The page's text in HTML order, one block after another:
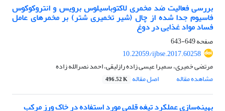
بررسی فعالیت ضد مخمری لاکتوباسیلوس برویس و انتروکوکوس
فاسیوم جدا شده از چال (شیر تخمیری شتر) بر مخمر‌های عامل
فساد مواد غذایی در دوغ
صفحه649-643
10.22059/ijbse.2017.60258
مرتضی خمیری، سمیرا عیسی زاده رازلیقی، احمد نصرالله زاده
مشاهده مقاله
اصل مقاله 496.52 K
بهینه‌سازی عملکرد تیغه قلمی مورد استفاده در خاک ورز مرکب